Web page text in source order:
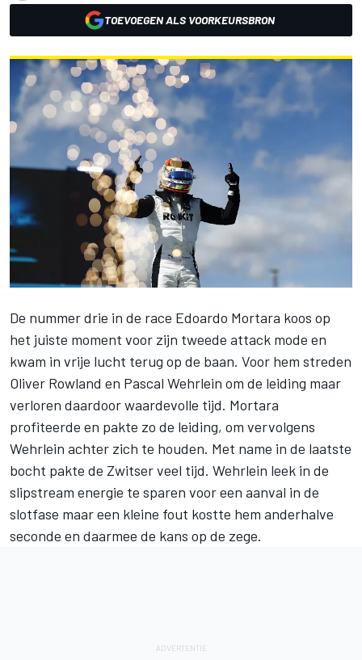
TOEVOEGEN ALS VOORKEURSBRON
De nummer drie in de race Edoardo Mortara koos op
het juiste moment voor zijn tweede attack mode en
kwam in vrije lucht terug op de baan. Voor hem streden
Oliver Rowland en Pascal Wehrlein om de leiding maar
verloren daardoor waardevolle tijd. Mortara
profiteerde en pakte zo de leiding, om vervolgens
Wehrlein achter zich te houden. Met name in de laatste
bocht pakte de Zwitser veel tijd. Wehrlein leek in de
slipstream energie te sparen voor een aanval in de
slotfase maar een kleine fout kostte hem anderhalve
seconde en daarmee de kans op de zege.